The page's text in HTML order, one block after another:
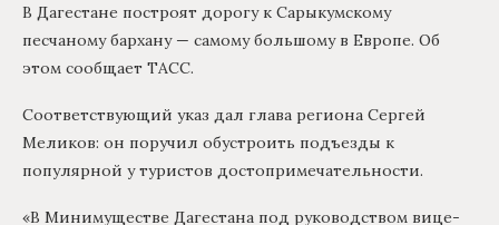
В Дагестане построят дорогу к Сарыкумскому
песчаному бархану — самому большому в Европе. Об
этом сообщает ТАСС.
Соответствующий указ дал глава региона Сергей
Меликов: он поручил обустроить подъезды к
популярной у туристов достопримечательности.
«В Минимуществе Дагестана под руководством вице-